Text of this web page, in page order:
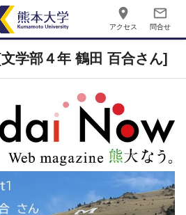
place
アクセス
mail_outline
問合せ
学部４年 鶴田 百合さん]